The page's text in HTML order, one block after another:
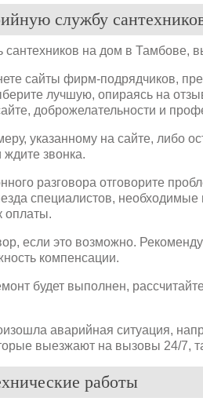
службу
сантехников на дом в Тамбове,
сайты фирм-подрядчиков,
лучшую, опираясь на
доброжелательности и
указанному на сайте, либо
ждите звонка.
разговора отговорите
специалистов,
оплаты.
если это возможно.
компенсации.
будет выполнен,
аварийная ситуация,
выезжают на вызовы 24/7,
работы